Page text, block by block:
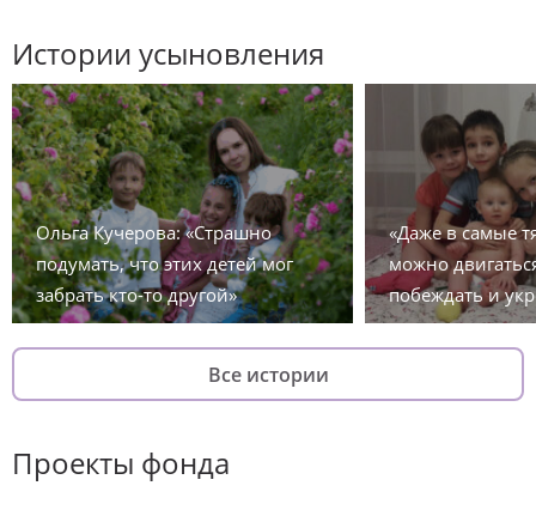
Истории усыновления
Ольга Кучерова: «Страшно
подумать, что этих детей мог
забрать кто-то другой»
«Даже в самые
можно
побеждать и
Все истории
Проекты фонда